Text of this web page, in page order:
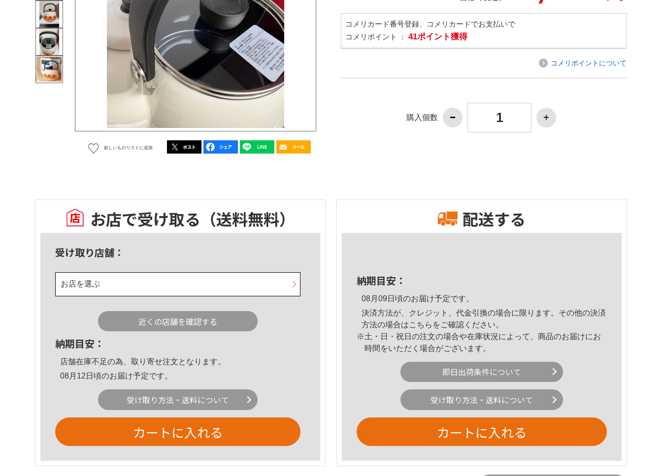
欲しいものリストに追加
コメリカード番号登録、コメリカードでお支払いで
コメリポイント ： 41ポイント獲得
コメリポイントについて
購入個数
お店で受け取る （送料無料）
受け取り店舗：
お店を選ぶ
近くの店舗を確認する
納期目安：
店舗在庫不足の為、取り寄せ注文となります。
08月12日頃のお届け予定です。
受け取り方法・送料について
カートに入れる
配送する
納期目安：
08月09日頃のお届け予定です。
決済方法が、クレジット、代金引換の場合に限ります。その他の決済
方法の場合はこちら をご確認ください。
※土・日・祝日の注文の場合や在庫状況によって、商品のお届けにお
時間をいただく場合がございます。
即日出荷条件について
受け取り方法・送料について
カートに入れる